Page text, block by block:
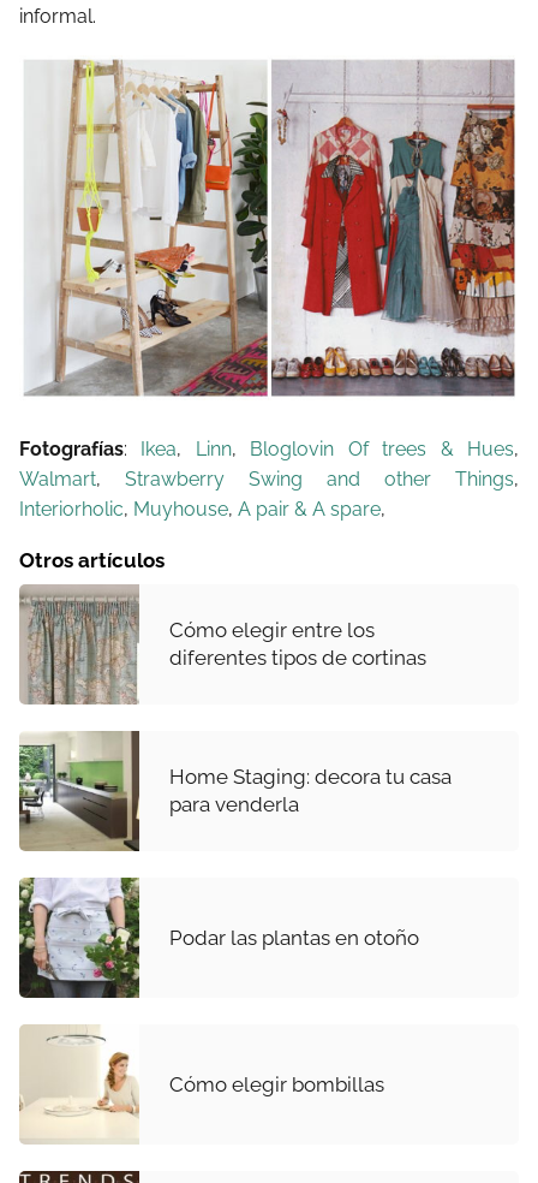
informal.
Fotografías: Ikea, Linn, Bloglovin Of trees & Hues,
Walmart, Strawberry Swing and other Things,
Interiorholic, Muyhouse, A pair & A spare,
Otros artículos
Cómo elegir entre los
diferentes tipos de cortinas
Home Staging: decora tu casa
para venderla
Podar las plantas en otoño
Cómo elegir bombillas